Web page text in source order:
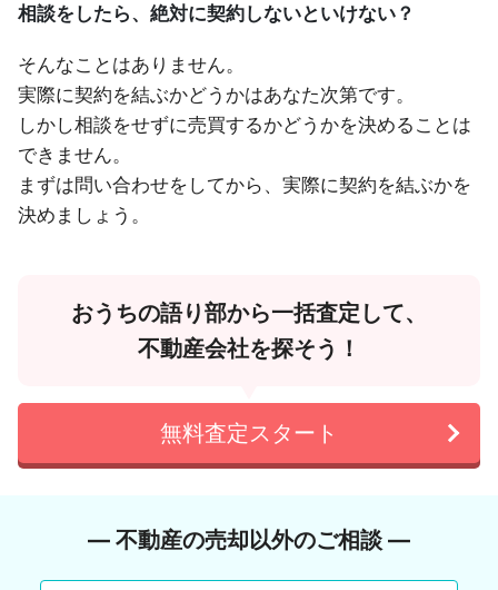
相談をしたら、絶対に契約しないといけない？
そんなことはありません。
実際に契約を結ぶかどうかはあなた次第です。
しかし相談をせずに売買するかどうかを決めることは
できません。
まずは問い合わせをしてから、実際に契約を結ぶかを
決めましょう。
おうちの語り部から一括査定して、
不動産会社を探そう！
無料査定スタート
― 不動産の売却以外のご相談 ―